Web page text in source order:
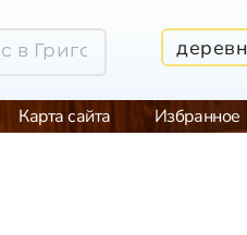
Карта сайта Избранное